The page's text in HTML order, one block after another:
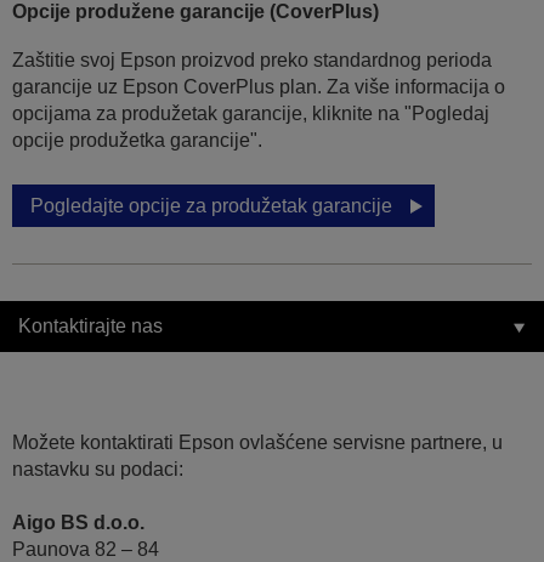
Opcije produžene garancije (CoverPlus)
Zaštitie svoj Epson proizvod preko standardnog perioda
garancije uz Epson CoverPlus plan. Za više informacija o
opcijama za produžetak garancije, kliknite na "Pogledaj
opcije produžetka garancije".
Pogledajte opcije za produžetak garancije
Kontaktirajte nas
Možete kontaktirati Epson ovlašćene servisne partnere, u
nastavku su podaci:
Aigo BS d.o.o.
Paunova 82 – 84